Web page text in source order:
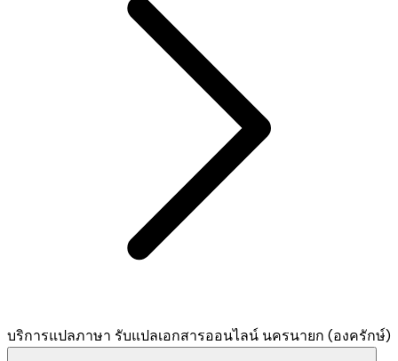
บริการแปลภาษา รับแปลเอกสารออนไลน์ นครนายก (องครักษ์)